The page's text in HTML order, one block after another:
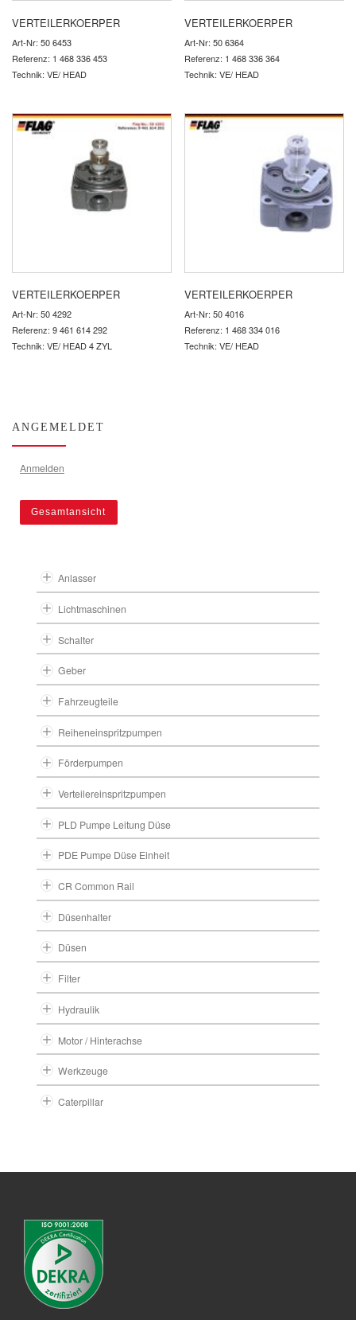
VERTEILERKOERPER
Art-Nr: 50 6453
Referenz: 1 468 336 453
Technik: VE/ HEAD
VERTEILERKOERPER
Art-Nr: 50 6364
Referenz: 1 468 336 364
Technik: VE/ HEAD
VERTEILERKOERPER
Art-Nr: 50 4292
Referenz: 9 461 614 292
Technik: VE/ HEAD 4 ZYL
VERTEILERKOERPER
Art-Nr: 50 4016
Referenz: 1 468 334 016
Technik: VE/ HEAD
ANGEMELDET
Anmelden
Gesamtansicht
Anlasser
Lichtmaschinen
Schalter
Geber
Fahrzeugteile
Reiheneinspritzpumpen
Förderpumpen
Verteilereinspritzpumpen
PLD Pumpe Leitung Düse
PDE Pumpe Düse Einheit
CR Common Rail
Düsenhalter
Düsen
Filter
Hydraulik
Motor / Hinterachse
Werkzeuge
Caterpillar